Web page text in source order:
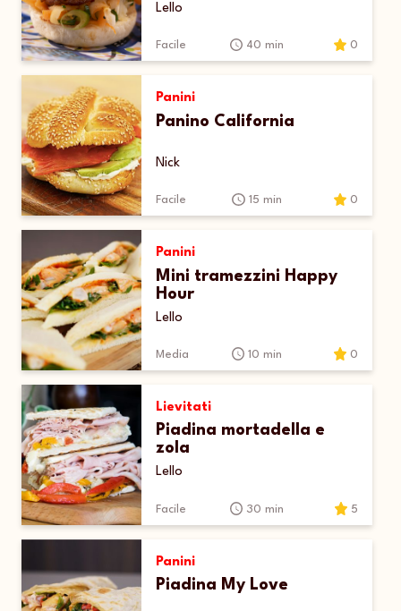
Lello
Facile 40 min 0
Panini
Panino California
Nick
Facile 15 min 0
Panini
Mini tramezzini Happy
Hour
Lello
Media 10 min 0
Lievitati
Piadina mortadella e
zola
Lello
Facile 30 min 5
Panini
Piadina My Love